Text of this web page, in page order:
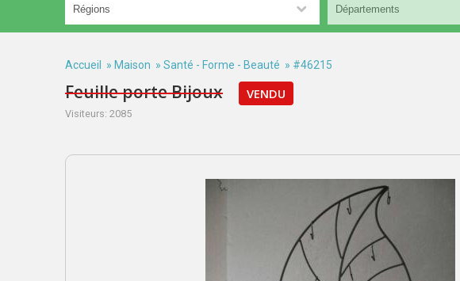
Accueil » Maison » Santé - Forme - Beauté » #46215
Feuille porte Bijoux VENDU
Visiteurs: 2085